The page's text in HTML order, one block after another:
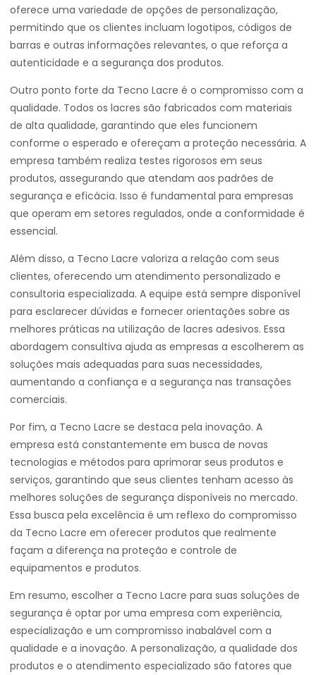
oferece uma variedade de opções de personalização,
permitindo que os clientes incluam logotipos, códigos de
barras e outras informações relevantes, o que reforça a
autenticidade e a segurança dos produtos.
Outro ponto forte da Tecno Lacre é o compromisso com a
qualidade. Todos os lacres são fabricados com materiais
de alta qualidade, garantindo que eles funcionem
conforme o esperado e ofereçam a proteção necessária. A
empresa também realiza testes rigorosos em seus
produtos, assegurando que atendam aos padrões de
segurança e eficácia. Isso é fundamental para empresas
que operam em setores regulados, onde a conformidade é
essencial.
Além disso, a Tecno Lacre valoriza a relação com seus
clientes, oferecendo um atendimento personalizado e
consultoria especializada. A equipe está sempre disponível
para esclarecer dúvidas e fornecer orientações sobre as
melhores práticas na utilização de lacres adesivos. Essa
abordagem consultiva ajuda as empresas a escolherem as
soluções mais adequadas para suas necessidades,
aumentando a confiança e a segurança nas transações
comerciais.
Por fim, a Tecno Lacre se destaca pela inovação. A
empresa está constantemente em busca de novas
tecnologias e métodos para aprimorar seus produtos e
serviços, garantindo que seus clientes tenham acesso às
melhores soluções de segurança disponíveis no mercado.
Essa busca pela excelência é um reflexo do compromisso
da Tecno Lacre em oferecer produtos que realmente
façam a diferença na proteção e controle de
equipamentos e produtos.
Em resumo, escolher a Tecno Lacre para suas soluções de
segurança é optar por uma empresa com experiência,
especialização e um compromisso inabalável com a
qualidade e a inovação. A personalização, a qualidade dos
produtos e o atendimento especializado são fatores que